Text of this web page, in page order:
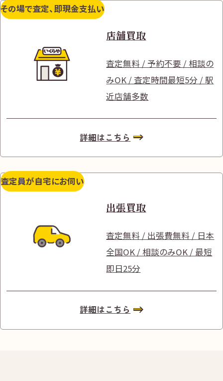
その場で査定、即現金支払い
店舗買取
査定無料 / 予約不要 / 相談の
みOK / 査定時間最短5分 / 駅
近店舗多数
詳細はこちら
査定員が自宅にお伺い
出張買取
査定無料 / 出張費無料 / 日本
全国OK / 相談のみOK / 最短
即日25分
詳細はこちら